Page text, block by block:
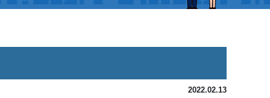
2022.02.13